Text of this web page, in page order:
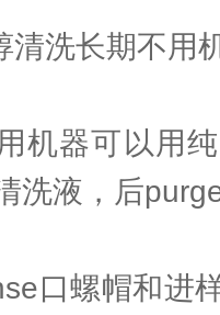
洗长期不用
器可以用纯
洗液，后
螺帽和进样